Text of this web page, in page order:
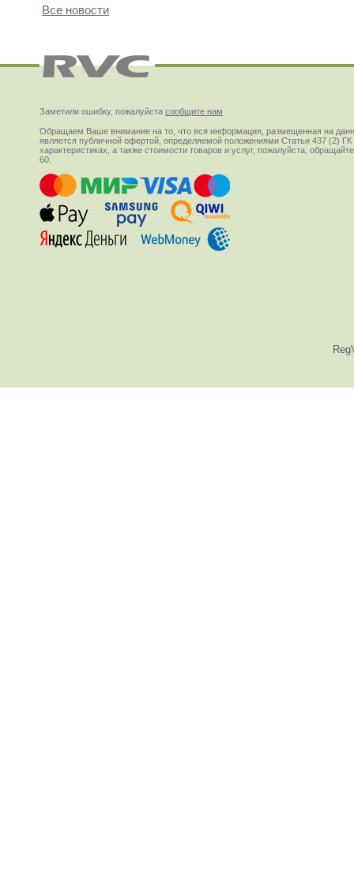
Все новости
Заметили ошибку, пожалуйста сообщите нам
Обращаем Ваше внимание на то, что вся информация, размещенная на
является публичной офертой, определяемой положениями Статьи 437 (2)
характеристиках, а также стоимости товаров и услуг, пожалуйста,
60.